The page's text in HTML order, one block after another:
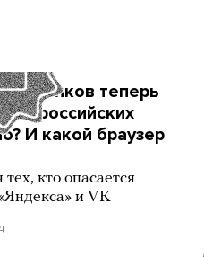
банков теперь
в российских
И какой браузер
кто опасается
и VK